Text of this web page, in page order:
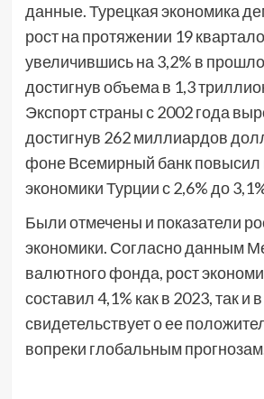
данные. Турецкая экономика
рост на протяжении 19
увеличившись на 3,2% в
достигнув объема в 1,3
Экспорт страны с 2002 года
достигнув 262 миллиардов
фоне Всемирный банк повысил
экономики Турции с 2,6% до
Были отмечены и показатели
экономики. Согласно данным
валютного фонда, рост
составил 4,1% как в 2023, так и
свидетельствует о ее
вопреки глобальным